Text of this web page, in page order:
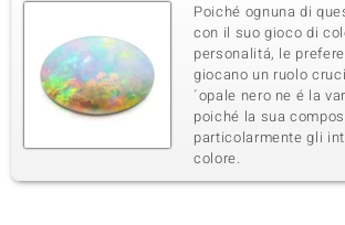
Poiché ognuna di
con il suo gioco di
personalitá, le
giocano un ruolo
´opale nero ne é la
poiché la sua
particolarmente gli
colore.